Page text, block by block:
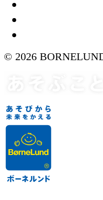
© 2026